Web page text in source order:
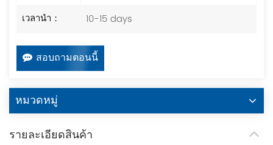
เวลานำ： 10-15 days
สอบถามตอนนี้
หมวดหมู่
รายละเอียดสินค้า